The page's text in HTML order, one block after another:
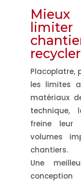
recycler
Placoplatre,
les limites
matériaux
technique,
freine leur
volumes
chantiers.
Une